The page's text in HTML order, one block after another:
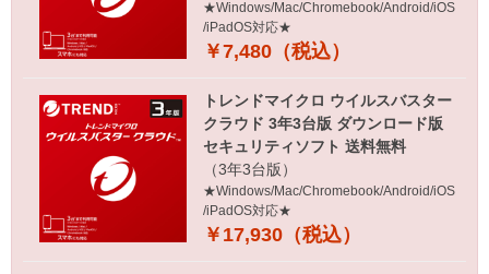
★Windows/Mac/Chromebook/Android/iOS
/iPadOS対応★
￥7,480（税込）
トレンドマイクロ ウイルスバスター
クラウド 3年3台版 ダウンロード版
セキュリティソフト 送料無料
（3年3台版）
★Windows/Mac/Chromebook/Android/iOS
/iPadOS対応★
￥17,930（税込）